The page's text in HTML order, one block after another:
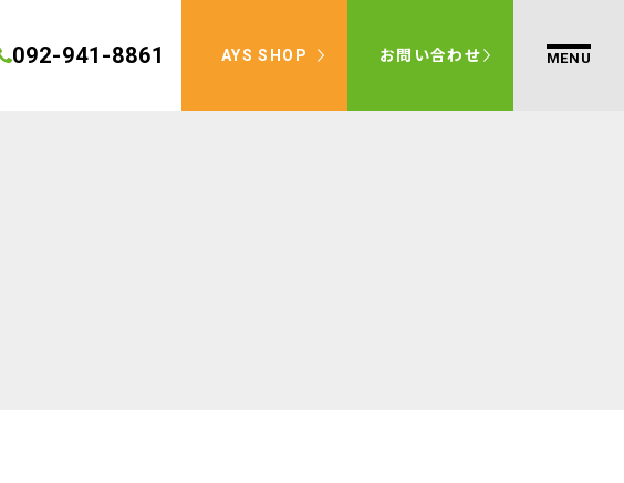
092-941-8861 AYS SHOP お問い合わせ